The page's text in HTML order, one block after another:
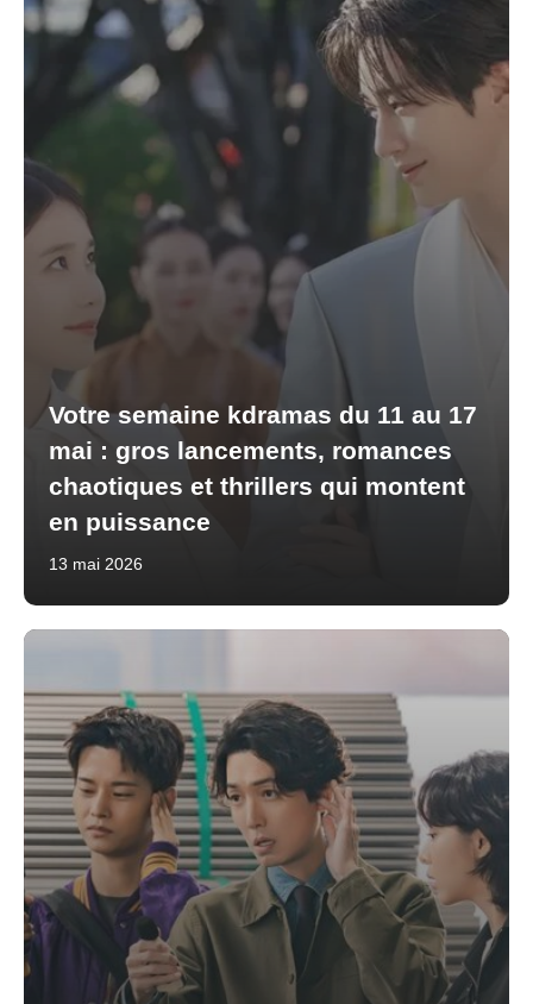
Votre semaine kdramas du 11 au 17
mai : gros lancements, romances
chaotiques et thrillers qui montent
en puissance
13 mai 2026